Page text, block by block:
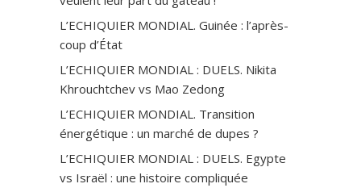
L’ECHIQUIER MONDIAL. Guinée : l’après-
coup d’État
L’ECHIQUIER MONDIAL : DUELS. Nikita
Khrouchtchev vs Mao Zedong
L’ECHIQUIER MONDIAL. Transition
énergétique : un marché de dupes ?
L’ECHIQUIER MONDIAL : DUELS. Egypte
vs Israël : une histoire compliquée